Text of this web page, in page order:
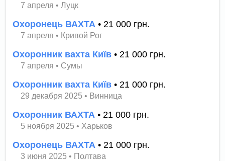
7 апреля • Луцк
Охоронець ВАХТА • 21 000 грн.
7 апреля • Кривой Рог
Охоронник вахта Київ • 21 000 грн.
7 апреля • Сумы
Охоронник вахта Київ • 21 000 грн.
29 декабря 2025 • Винница
Охоронник ВАХТА • 21 000 грн.
5 ноября 2025 • Харьков
Охоронець ВАХТА • 21 000 грн.
3 июня 2025 • Полтава